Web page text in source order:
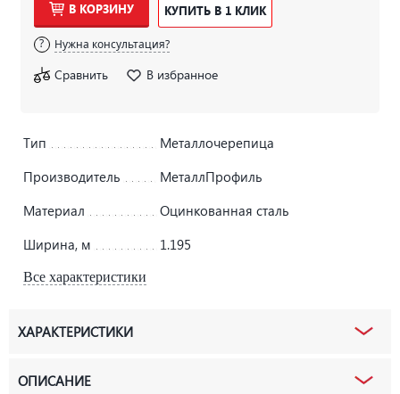
В КОРЗИНУ КУПИТЬ В 1 КЛИК
Нужна консультация?
Сравнить В избранное
Тип
Металлочерепица
Производитель
МеталлПрофиль
Материал
Оцинкованная сталь
Ширина, м
1.195
Все характеристики
ХАРАКТЕРИСТИКИ
ОПИСАНИЕ